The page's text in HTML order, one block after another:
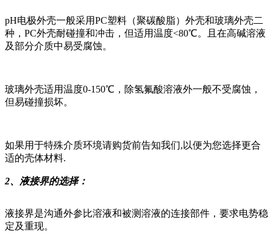
pH电极外壳一般采用PC塑料（聚碳酸脂）外壳和玻璃外壳二
种，PC外壳耐碰撞和冲击，但适用温度<80℃。且在高碱溶液
及部分介质中易受腐蚀。
玻璃外壳适用温度0-150℃，除氢氟酸溶液外一般不受腐蚀，
但易碰撞损坏。
如果用于特殊介质环境请购货前告知我们,以便为您选择更合
适的壳体材料.
2、液接界的选择：
液接界是沟通外参比溶液和被测溶液的连接部件，要求电势稳
定及重现。